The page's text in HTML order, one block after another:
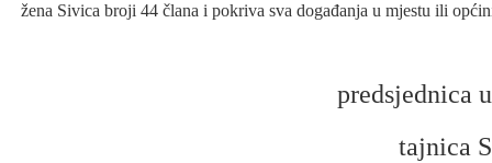
žena Sivica broji 44 člana i pokriva sva događanja u mjestu ili
predsjednica
tajnica